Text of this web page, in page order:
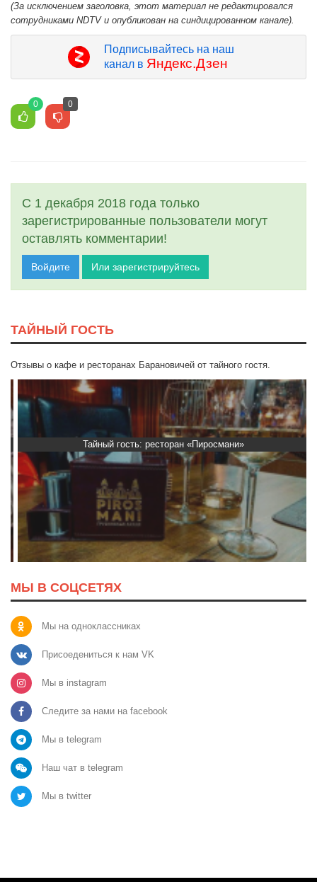
(За исключением заголовка, этот материал не редактировался
сотрудниками NDTV и опубликован на синдицированном канале).
Подписывайтесь на наш
канал в Яндекс.Дзен
0 0
С 1 декабря 2018 года только
зарегистрированные пользователи могут
оставлять комментарии!
Войдите Или зарегистрируйтесь
ТАЙНЫЙ ГОСТЬ
Отзывы о кафе и ресторанах Барановичей от тайного гостя.
Тайный гость: ресторан «Пиросмани»
МЫ В СОЦСЕТЯХ
Мы на одноклассниках
Присоедениться к нам VK
Мы в instagram
Следите за нами на facebook
Мы в telegram
Наш чат в telegram
Мы в twitter